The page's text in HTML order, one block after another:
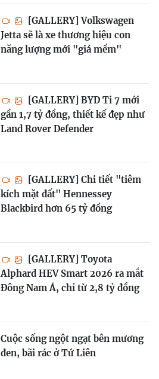
[GALLERY] Volkswagen
Jetta sẽ là xe thương hiệu con
năng lượng mới "giá mềm"
[GALLERY] BYD Ti 7 mới
gần 1,7 tỷ đồng, thiết kế đẹp như
Land Rover Defender
[GALLERY] Chi tiết "tiêm
kích mặt đất" Hennessey
Blackbird hơn 65 tỷ đồng
[GALLERY] Toyota
Alphard HEV Smart 2026 ra mắt
Đông Nam Á, chỉ từ 2,8 tỷ đồng
Cuộc sống ngột ngạt bên mương
đen, bãi rác ở Tứ Liên